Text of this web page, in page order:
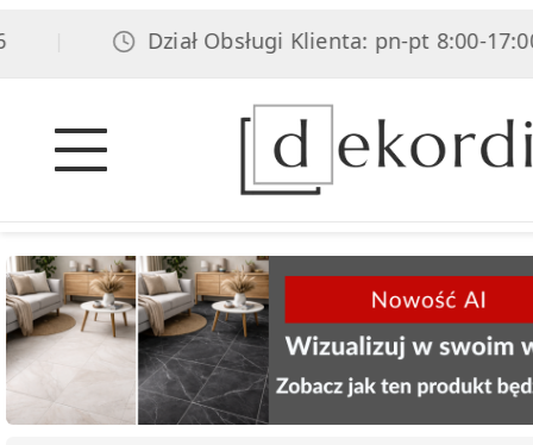
Dział Obsługi Klienta: pn-pt 8:00-17:00,